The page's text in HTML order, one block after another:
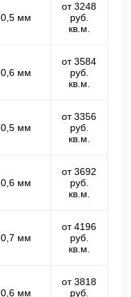
0,5 мм
от 3248
руб.
кв.м.
0,6 мм
от 3584
руб.
кв.м.
0,5 мм
от 3356
руб.
кв.м.
0,6 мм
от 3692
руб.
кв.м.
0,7 мм
от 4196
руб.
кв.м.
0,6 мм
от 3818
руб.